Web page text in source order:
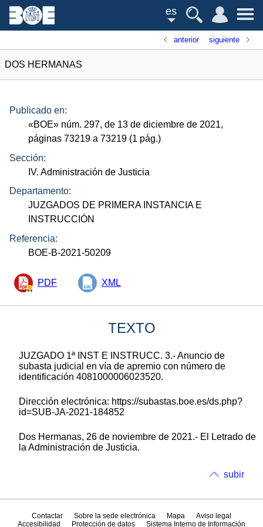
es
anterior siguiente
DOS HERMANAS
Publicado en:
«BOE» núm. 297, de 13 de diciembre de 2021,
páginas 73219 a 73219 (1 pág.)
Sección:
IV. Administración de Justicia
Departamento:
JUZGADOS DE PRIMERA INSTANCIA E
INSTRUCCIÓN
Referencia:
BOE-B-2021-50209
PDF XML
TEXTO
JUZGADO 1ª INST E INSTRUCC. 3.- Anuncio de
subasta judicial en vía de apremio con número de
identificación 4081000006023520.
Dirección electrónica: https://subastas.boe.es/ds.php?
id=SUB-JA-2021-184852
Dos Hermanas, 26 de noviembre de 2021.- El Letrado de
la Administración de Justicia.
subir
Contactar Sobre la sede electrónica Mapa
Aviso legal
Accesibilidad
Protección de datos Sistema Interno de Información